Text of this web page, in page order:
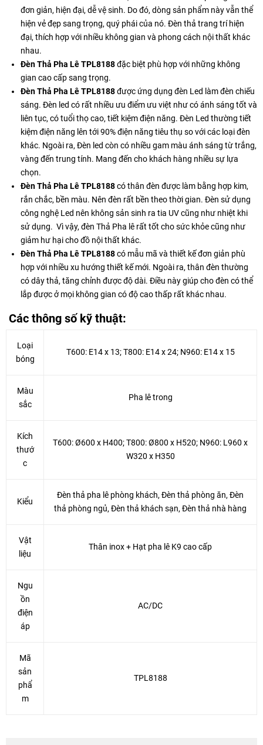
đơn giản, hiện đại, dễ vệ sinh. Do đó, dòng sản phẩm này vẫn thể
hiện vẻ đẹp sang trọng, quý phái của nó. Đèn thả trang trí hiện
đại, thích hợp với nhiều không gian và phong cách nội thất khác
nhau.
Đèn Thả Pha Lê TPL8188đặc biệt phù hợp với những không
gian cao cấp sang trọng.
Đèn Thả Pha Lê TPL8188được ứng dụng đèn Led làm đèn chiếu
sáng. Đèn led có rất nhiều ưu điểm ưu việt như có ánh sáng tốt và
liên tục, có tuổi thọ cao, tiết kiệm điện năng. Đèn Led thường tiết
kiệm điện năng lên tới 90% điện năng tiêu thụ so với các loại đèn
khác. Ngoài ra, Đèn led còn có nhiều gam màu ánh sáng từ trắng,
vàng đến trung tính. Mang đến cho khách hàng nhiều sự lựa
chọn.
Đèn Thả Pha Lê TPL8188có thân đèn được làm bằng hợp kim,
rắn chắc, bền màu. Nên đèn rất bền theo thời gian. Đèn sử dụng
công nghệ Led nên không sản sinh ra tia UV cũng như nhiệt khi
sử dụng. Vì vậy, đèn Thả Pha lê rất tốt cho sức khỏe cũng như
giảm hư hại cho đồ nội thất khác.
Đèn Thả Pha Lê TPL8188có mẫu mã và thiết kế đơn giản phù
hợp với nhiều xu hướng thiết kế mới. Ngoài ra, thân đèn thường
có dây thả, tăng chỉnh được độ dài. Điều này giúp cho đèn có thể
lắp được ở mọi không gian có độ cao thấp rất khác nhau.
Các thông số kỹ thuật:
Loại
bóng
T600: E14 x 13; T800: E14 x 24; N960: E14 x 15
Màu
sắc
Pha lê trong
Kích
thướ
c
T600: Ø600 x H400; T800: Ø800 x H520; N960: L960 x
W320 x H350
Kiểu
Đèn thả pha lê phòng khách, Đèn thả phòng ăn, Đèn
thả phòng ngủ, Đèn thả khách sạn, Đèn thả nhà hàng
Vật
liệu
Thân inox + Hạt pha lê K9 cao cấp
Ngu
ồn
điện
áp
AC/DC
Mã
sản
phẩ
m
TPL8188